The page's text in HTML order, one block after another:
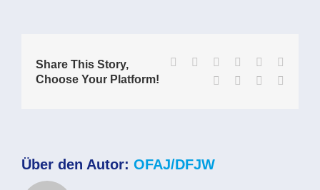
und
Share This Story,
Choose Your Platform!
Facebook Reddit LinkedInWhatsApp
Pinterest
Xing
Über den Autor: OFAJ/DFJW